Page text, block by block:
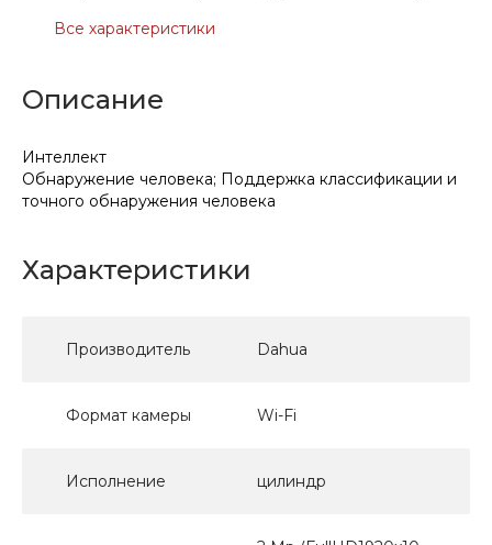
Все характеристики
Описание
Интеллект
Обнаружение человека; Поддержка классификации и
точного обнаружения человека
Характеристики
Производитель Dahua
Формат камеры Wi-Fi
Исполнение цилиндр